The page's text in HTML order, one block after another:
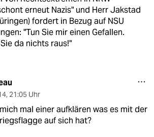
erneut Nazis" und Herr Jakstad
fordert in Bezug auf NSU
"Tun Sie mir einen Gefallen.
da nichts raus!"
, 21:05 Uhr
mal einer aufklären was es mit der
auf sich hat?